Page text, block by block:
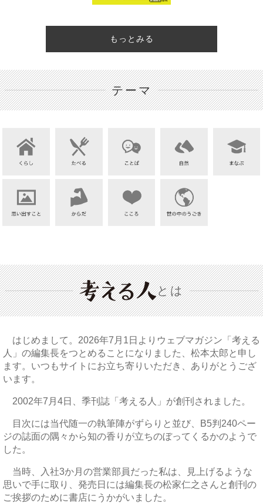
もっとみる
テーマ
とは
はじめまして。2026年7月1日よりウェブマガジン「考える
人」の編集長をつとめることになりました、松本太郎と申し
ます。いつもサイトにお立ち寄りいただき、ありがとうござ
います。
2002年7月4日、季刊誌「考える人」が創刊されました。
目次には当代随一の執筆陣がずらりと並び、B5判240ペー
ジの誌面の隅々から知の香りが立ちのぼってくるかのようで
した。
当時、入社3か月の営業部員だった私は、見上げるような
思いで手に取り、発売日には編集長の松家仁之さんと創刊の
ご挨拶のために書店にうかがいました。